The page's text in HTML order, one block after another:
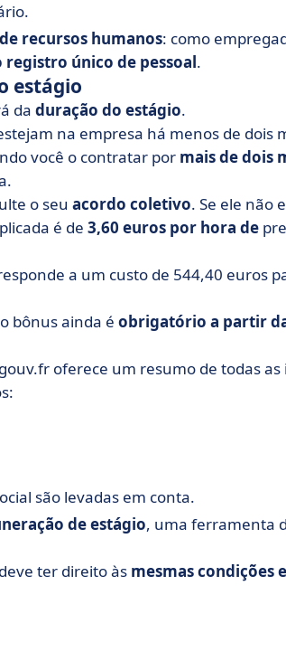
de recursos humanos: como
registro único de pessoal.
estágio
da duração do estágio.
na empresa há menos de dois
você o contratar por mais de dois
o seu acordo coletivo. Se ele não
é de 3,60 euros por hora de
a um custo de 544,40 euros
bônus ainda é obrigatório a partir
oferece um resumo de todas
são levadas em conta.
de estágio, uma ferramenta
ter direito às mesmas condições